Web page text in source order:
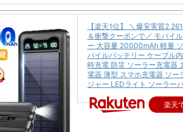
【楽天1位】 ＼爆安実質
＆衝撃クーポンで／ モバイ
ー 大容量 20000mAh 軽量
バイルバッテリー ケーブル
時充電 防災 ソーラー充電器
電器 薄型 スマホ充電器 ソー
ジャー LEDライト ソーラー
楽天